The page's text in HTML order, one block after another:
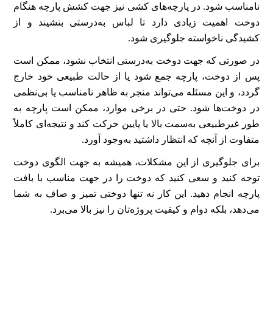
نامناسب شود. در پارچه‌های کشی نیز جهت کشش پارچه هنگام
دوخت اهمیت زیادی دارد تا لباس به‌درستی بنشیند و از
کشیدگی ناخواسته جلوگیری شود.
در صورتی که جهت دوخت به‌درستی انتخاب نشود، ممکن است
پس از دوخت، پارچه جمع شود یا از حالت طبیعی خود خارج
گردد، و این مسئله می‌تواند منجر به ظاهر نامناسب یا بی‌نظمی
در دوخت‌ها شود. حتی در برخی موارد، ممکن است پارچه به
طور غیرطبیعی به‌سمت بالا یا پایین حرکت کند و نتیجه‌ای کاملاً
متفاوت از آنچه که انتظار داشتید به‌وجود آورد.
برای جلوگیری از این مشکلات، همیشه به جهت الگوی دوخت
توجه کنید و سعی کنید که دوخت را در جهت مناسب با بافت
پارچه انجام دهید. این کار نه تنها دوختی تمیز و صاف به شما
می‌دهد، بلکه دوام و کیفیت پروژه‌تان را نیز بالا می‌برد.